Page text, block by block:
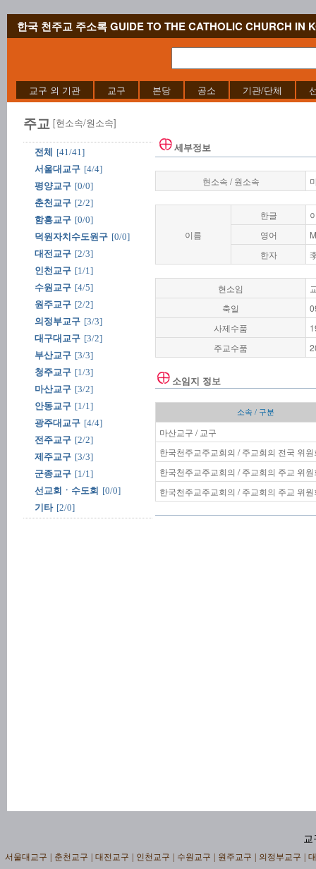
한국 천주교 주소록 GUIDE TO THE CATHOLIC CHURCH IN
교구 외 기관 교구 본당 공소 기관/단체
주교 [현소속/원소속]
전체
[41/41]
서울대교구 [4/4]
평양교구 [0/0]
춘천교구 [2/2]
함흥교구 [0/0]
덕원자치수도원구 [0/0]
대전교구 [2/3]
인천교구 [1/1]
수원교구 [4/5]
원주교구 [2/2]
의정부교구 [3/3]
대구대교구 [3/2]
부산교구 [3/3]
청주교구 [1/3]
마산교구 [3/2]
안동교구 [1/1]
광주대교구 [4/4]
전주교구 [2/2]
제주교구 [3/3]
군종교구 [1/1]
선교회ㆍ수도회 [0/0]
기타 [2/0]
세부정보
현소속 / 원소속
이름
한글
영어
한자
현소임
축일
사제수품
주교수품
소임지 정보
소속 / 구분
마산교구 / 교구
한국천주교주교회의 / 주교회의 전국 위원
한국천주교주교회의 / 주교회의 주교 위원
한국천주교주교회의 / 주교회의 주교 위원
교
서울대교구 춘천교구 대전교구 인천교구 수원교구 원주교구 의정부교구